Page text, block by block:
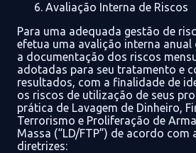
Avaliação Interna de Riscos
Para uma adequada gestão de
efetua uma avalição interna anual
a documentação dos riscos
adotadas para seu tratamento e
resultados, com a finalidade de
os riscos de utilização de seus
prática de Lavagem de Dinheiro,
Terrorismo e Proliferação de
Massa (“LD/FTP”) de acordo com
diretrizes: